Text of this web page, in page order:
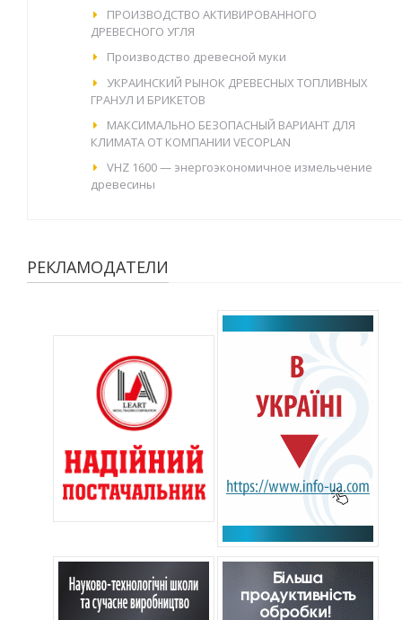
ПРОИЗВОДСТВО АКТИВИРОВАННОГО
ДРЕВЕСНОГО УГЛЯ
Производство древесной муки
УКРАИНСКИЙ РЫНОК ДРЕВЕСНЫХ ТОПЛИВНЫХ
ГРАНУЛ И БРИКЕТОВ
МАКСИМАЛЬНО БЕЗОПАСНЫЙ ВАРИАНТ ДЛЯ
КЛИМАТА ОТ КОМПАНИИ VECOPLAN
VHZ 1600 — энергоэкономичное измельчение
древесины
РЕКЛАМОДАТЕЛИ